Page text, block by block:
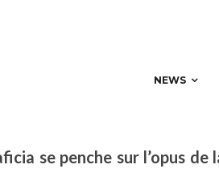
NEWS
se penche sur l’opus